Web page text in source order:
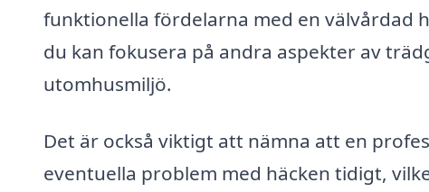
funktionella fördelarna med en välvårdad
du kan fokusera på andra aspekter av
utomhusmiljö.
Det är också viktigt att nämna att en
eventuella problem med häcken tidigt,